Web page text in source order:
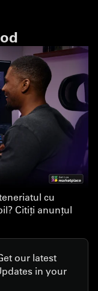
cu
Citiți anunțul
our latest
in your